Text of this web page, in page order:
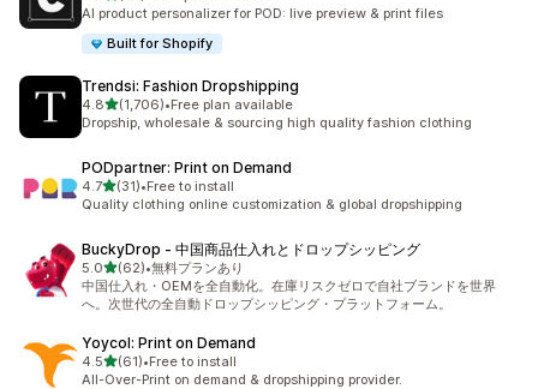
AI product personalizer for POD: live preview & print files
Built for Shopify
Trendsi: Fashion Dropshipping
4.85つ星中
(1,706)
合計レビュー数：1706件
•Free plan available
Dropship, wholesale & sourcing high quality fashion clothing
PODpartner: Print on Demand
4.75つ星中
(31)
合計レビュー数：31件
•Free to install
Quality clothing online customization & global dropshipping
BuckyDrop ‑ 中国商品仕入れとドロップシッピング
5.05つ星中
(62)
合計レビュー数：62件
•無料プランあり
中国仕入れ・OEMを全自動化。在庫リスクゼロで自社ブランドを世界
へ。次世代の全自動ドロップシッピング・プラットフォーム。
Yoycol: Print on Demand
4.55つ星中
(61)
合計レビュー数：61件
•Free to install
All-Over-Print on demand & dropshipping provider.